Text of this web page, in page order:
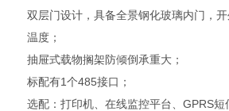
双层门设计，具备全景钢化玻璃内门，
温度；
抽屉式载物搁架防倾倒承重大；
标配有1个485接口；
选配：打印机、在线监控平台、GPRS短